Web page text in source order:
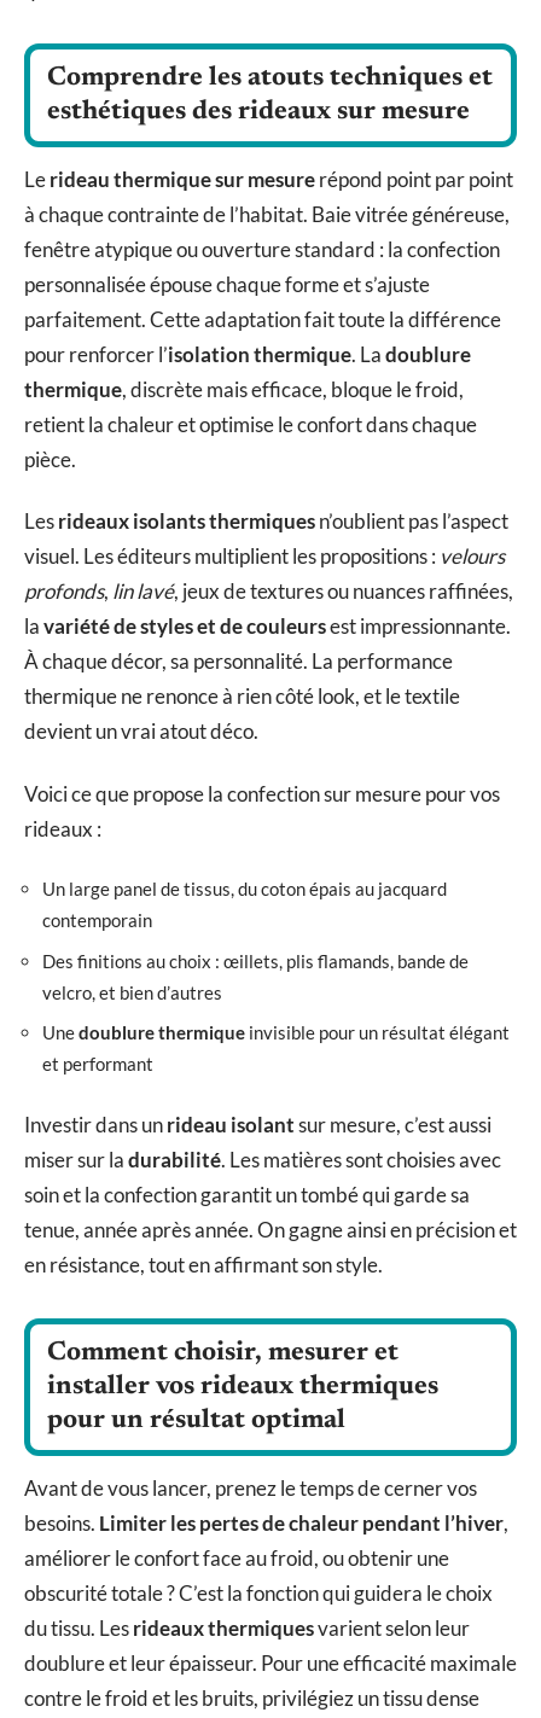
Comprendre les atouts techniques et
esthétiques des rideaux sur mesure
Lerideau thermique sur mesurerépond point par point
à chaque contrainte de l’habitat. Baie vitrée généreuse,
fenêtre atypique ou ouverture standard : la confection
personnalisée épouse chaque forme et s’ajuste
parfaitement. Cette adaptation fait toute la différence
pour renforcer l’isolation thermique. Ladoublure
thermique, discrète mais efficace, bloque le froid,
retient la chaleur et optimise le confort dans chaque
pièce.
Lesrideaux isolants thermiquesn’oublient pas l’aspect
visuel. Les éditeurs multiplient les propositions : velours
profonds, lin lavé, jeux de textures ou nuances raffinées,
lavariété de styles et de couleursest impressionnante.
À chaque décor, sa personnalité. La performance
thermique ne renonce à rien côté look, et le textile
devient un vrai atout déco.
Voici ce que propose la confection sur mesure pour vos
rideaux :
Un large panel de tissus, du coton épais au jacquard
contemporain
Des finitions au choix : œillets, plis flamands, bande de
velcro, et bien d’autres
Unedoublure thermique invisible pour un résultat élégant
et performant
Investir dans unrideau isolantsur mesure, c’est aussi
miser sur ladurabilité. Les matières sont choisies avec
soin et la confection garantit un tombé qui garde sa
tenue, année après année. On gagne ainsi en précision et
en résistance, tout en affirmant son style.
Comment choisir, mesurer et
installer vos rideaux thermiques
pour un résultat optimal
Avant de vous lancer, prenez le temps de cerner vos
besoins. Limiter les pertes de chaleur pendant l’hiver,
améliorer le confort face au froid, ou obtenir une
obscurité totale ? C’est la fonction qui guidera le choix
du tissu. Lesrideaux thermiquesvarient selon leur
doublure et leur épaisseur. Pour une efficacité maximale
contre le froid et les bruits, privilégiez un tissu dense